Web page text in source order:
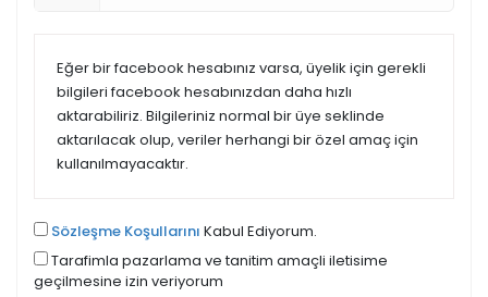
Eğer bir facebook hesabınız varsa, üyelik için gerekli
bilgileri facebook hesabınızdan daha hızlı
aktarabiliriz. Bilgileriniz normal bir üye seklinde
aktarılacak olup, veriler herhangi bir özel amaç için
kullanılmayacaktır.
Sözleşme Koşullarını Kabul Ediyorum.
Tarafimla pazarlama ve tanitim amaçli iletisime
geçilmesine izin veriyorum